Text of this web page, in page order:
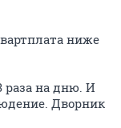
ниже
раза на дню. И
Дворник